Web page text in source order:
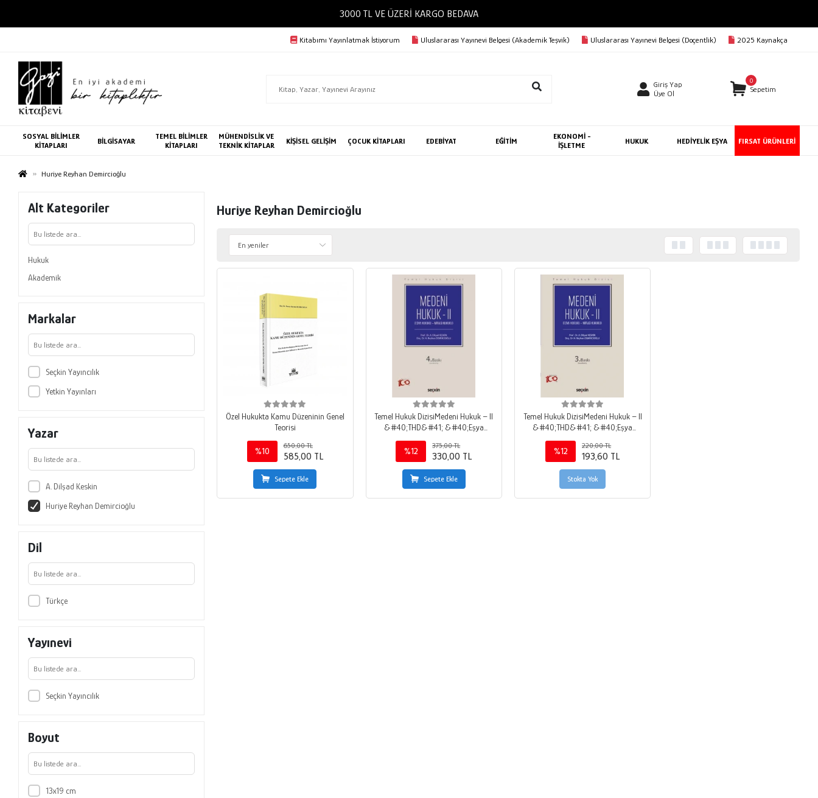
3000 TL VE ÜZERİ KARGO BEDAVA
Kitabımı Yayınlatmak İstiyorum Uluslararası Yayınevi Belgesi (Akademik Teşvik) Uluslararası Yayınevi Belgesi (Doçentlik) 2025 Kaynakça
Giriş Yap
Üye Ol
0
Sepetim
SOSYAL BİLİMLER
KİTAPLARI
BİLGİSAYAR
TEMEL BİLİMLER
KİTAPLARI
MÜHENDİSLİK VE
TEKNİK KİTAPLAR
KİŞİSEL GELİŞİM ÇOCUK KİTAPLARI EDEBİYAT EĞİTİM
EKONOMİ -
İŞLETME
HUKUK HEDİYELİK EŞYA FIRSAT ÜRÜNLERİ
Huriye Reyhan Demircioğlu
Alt Kategoriler
Hukuk
Akademik
Markalar
Seçkin Yayıncılık
Yetkin Yayınları
Yazar
A. Dilşad Keskin
Huriye Reyhan Demircioğlu
Dil
Türkçe
Yayınevi
Seçkin Yayıncılık
Boyut
13x19 cm
Huriye Reyhan Demircioğlu
Özel Hukukta Kamu Düzeninin Genel
Teorisi
%10
650,00 TL
585,00 TL
Sepete Ekle
Temel Hukuk DizisiMedeni Hukuk – II
&#40;THD&#41; &#40;Eşya
Hukuku – Miras Hukuku&#41;
%12
375,00 TL
330,00 TL
Sepete Ekle
Temel Hukuk DizisiMedeni Hukuk – II
&#40;THD&#41; &#40;Eşya
Hukuku – Miras Hukuku&#41;
%12
220,00 TL
193,60 TL
Stokta Yok